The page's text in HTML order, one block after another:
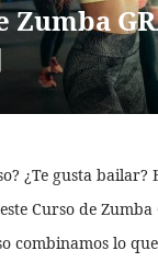
Zumba
¿Te gusta
Curso de Zumba
combinamos lo